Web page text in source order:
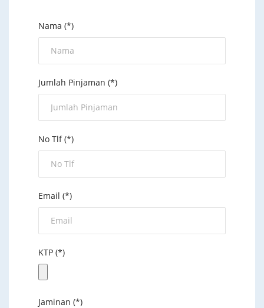
Nama (*)
Jumlah Pinjaman (*)
No Tlf (*)
Email (*)
KTP (*)
Jaminan (*)